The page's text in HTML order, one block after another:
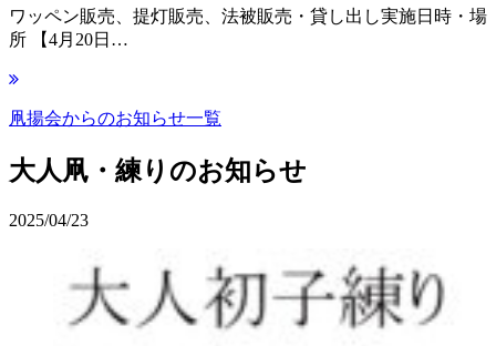
ワッペン販売、提灯販売、法被販売・貸し出し実施日時・場
所 【4月20日…
凧揚会からのお知らせ一覧
大人凧・練りのお知らせ
2025/04/23